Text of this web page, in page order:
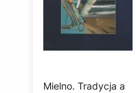
Mielno. Tradycja a